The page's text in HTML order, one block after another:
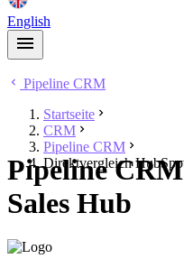
English
Pipeline CRM
Startseite
CRM
Pipeline CRM
Direktvergleich
Pipeline
Sales Hub